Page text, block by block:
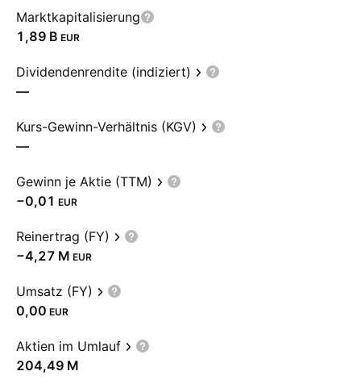
Marktkapitalisierung
‪1,89 B‬ EUR
Dividendenrendite (indiziert)
—
Kurs-Gewinn-Verhältnis (KGV)
—
Gewinn je Aktie (TTM)
−0,01 EUR
Reinertrag (FY)
‪−4,27 M‬ EUR
Umsatz (FY)
0,00 EUR
Aktien im Umlauf
‪204,49 M‬